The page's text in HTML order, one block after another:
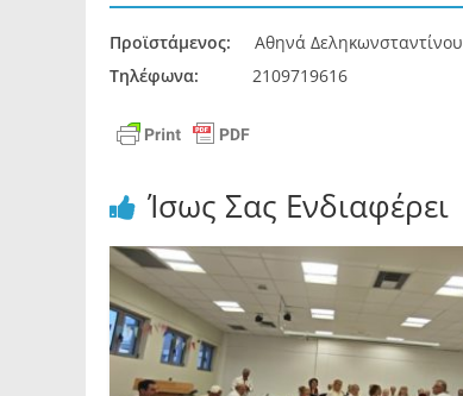
Προϊστάμενος:
Αθηνά Δεληκωνσταντίνου
Τηλέφωνα:
2109719616
Ίσως Σας Ενδιαφέρει